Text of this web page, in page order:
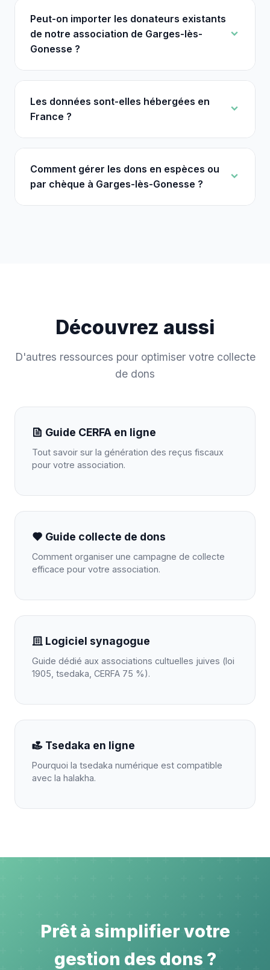
Peut-on importer les donateurs existants
de notre association de Garges-lès-
Gonesse ?
Les données sont-elles hébergées en
France ?
Comment gérer les dons en espèces ou
par chèque à Garges-lès-Gonesse ?
Découvrez aussi
D'autres ressources pour optimiser votre collecte
de dons
Guide CERFA en ligne
Tout savoir sur la génération des reçus fiscaux
pour votre association.
Guide collecte de dons
Comment organiser une campagne de collecte
efficace pour votre association.
Logiciel synagogue
Guide dédié aux associations cultuelles juives (loi
1905, tsedaka, CERFA 75 %).
Tsedaka en ligne
Pourquoi la tsedaka numérique est compatible
avec la halakha.
Prêt à simplifier votre
gestion des dons ?